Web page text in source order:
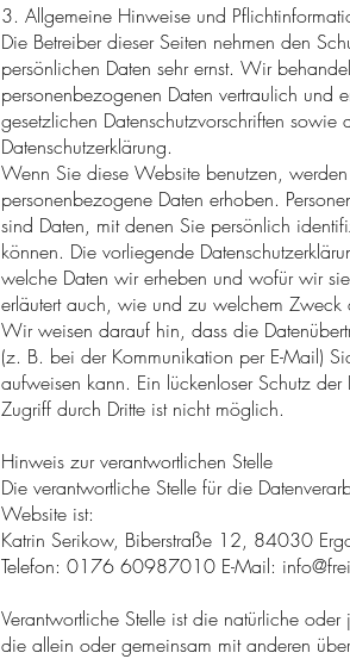
3. Allgemeine Hinweise und
Die Betreiber dieser Seiten nehmen den
persönlichen Daten sehr ernst. Wir
personenbezogenen Daten vertraulich und
gesetzlichen Datenschutzvorschriften sowie
Datenschutzerklärung.
Wenn Sie diese Website benutzen,
personenbezogene Daten erhoben.
sind Daten, mit denen Sie persönlich
können. Die vorliegende
welche Daten wir erheben und wofür wir
erläutert auch, wie und zu welchem Zweck
Wir weisen darauf hin, dass die
(z. B. bei der Kommunikation per E-Mail)
aufweisen kann. Ein lückenloser Schutz der
Zugriff durch Dritte ist nicht möglich.
Hinweis zur verantwortlichen Stelle
Die verantwortliche Stelle für die
Website ist:
Katrin Serikow, Biberstraße 12, 84030
Telefon: 0176 60987010 E-Mail:
Verantwortliche Stelle ist die natürliche oder
die allein oder gemeinsam mit anderen